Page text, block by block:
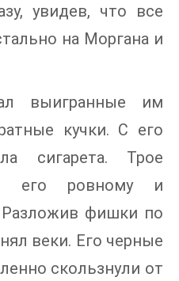
увидев, что все
на Моргана и
выигранные им
кучки. С его
сигарета. Трое
к его ровному и
фишки по
веки. Его черные
скользнули от